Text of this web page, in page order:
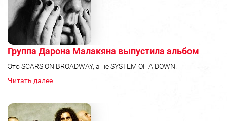
Группа Дарона Малакяна выпустила альбом
Это SCARS ON BROADWAY, а не SYSTEM OF A DOWN.
Читать далее